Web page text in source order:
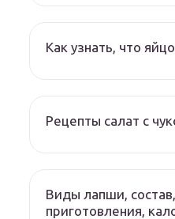
Как узнать, что
Рецепты салат с
Виды лапши,
приготовления,